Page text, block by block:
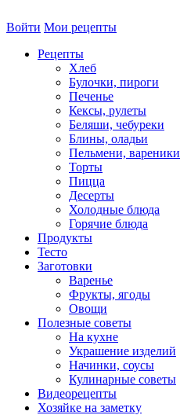
Войти Мои рецепты
Рецепты
Хлеб
Булочки, пироги
Печенье
Кексы, рулеты
Беляши, чебуреки
Блины, оладьи
Пельмени, вареники
Торты
Пицца
Десерты
Холодные блюда
Горячие блюда
Продукты
Тесто
Заготовки
Варенье
Фрукты, ягоды
Овощи
Полезные советы
На кухне
Украшение изделий
Начинки, соусы
Кулинарные советы
Видеорецепты
Хозяйке на заметку